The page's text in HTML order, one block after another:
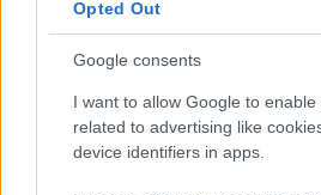
Opted Out
Google consents
I want to allow Google to enable
related to advertising like
device identifiers in apps.
Legnagyobb szabású
szobor. A cet egy 26 méter
magas, deszkákból
monumentális szobor,
újjászületés, az innovatív